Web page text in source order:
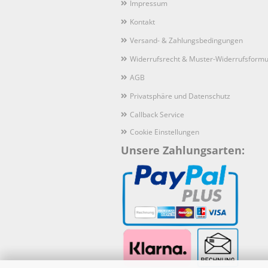
Impressum
Kontakt
Versand- & Zahlungsbedingungen
Widerrufsrecht & Muster-
AGB
Privatsphäre und Datenschutz
Callback Service
Cookie Einstellungen
Unsere Zahlungsarten: